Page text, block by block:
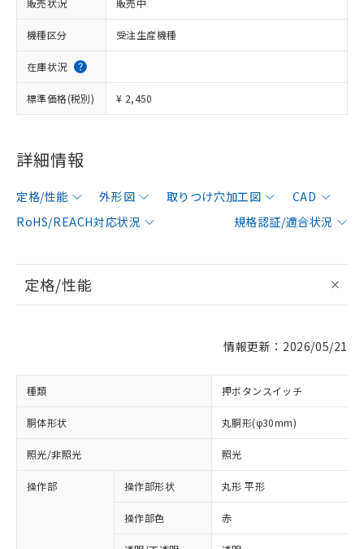
販売状況 販売中
機種区分 受注生産機種
在庫状況
標準価格(税別) ¥ 2,450
詳細情報
定格/性能 外形図 取りつけ穴加工図
CAD
RoHS/REACH対応状況
規格認証/適合状況
定格/性能
情報更新：2026/05/21
種類 押ボタンスイッチ
胴体形状 丸胴形(φ30mm)
照光/非照光 照光
操作部 操作部形状 丸形 平形
操作部色 赤